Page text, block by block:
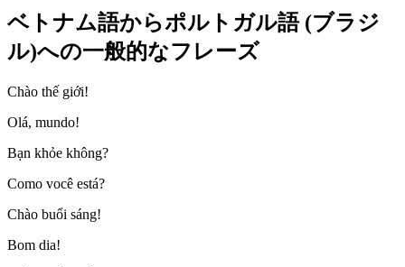
ベトナム語からポルトガル語 (ブラジ
ル)への一般的なフレーズ
Chào thế giới!
Olá, mundo!
Bạn khỏe không?
Como você está?
Chào buổi sáng!
Bom dia!